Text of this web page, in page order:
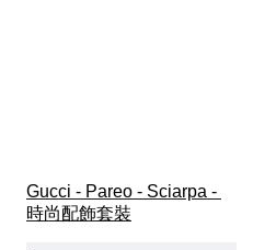
Gucci - Pareo - Sciarpa -
時尚配飾套裝